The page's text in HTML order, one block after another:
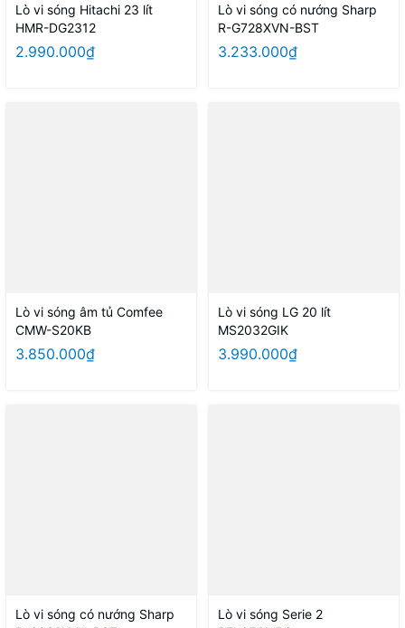
Lò vi sóng Hitachi 23 lít
HMR-DG2312
2.990.000₫
Lò vi sóng có nướng Sharp
R-G728XVN-BST
3.233.000₫
Lò vi sóng âm tủ Comfee
CMW-S20KB​
3.850.000₫
Lò vi sóng LG 20 lít
MS2032GIK
3.990.000₫
Lò vi sóng có nướng Sharp
Lò vi sóng Serie 2